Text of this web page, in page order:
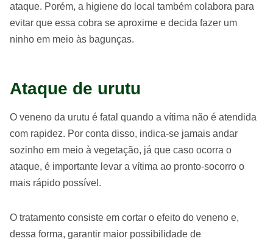
ataque. Porém, a higiene do local também colabora para
evitar que essa cobra se aproxime e decida fazer um
ninho em meio às bagunças.
Ataque de urutu
O veneno da urutu é fatal quando a vítima não é atendida
com rapidez. Por conta disso, indica-se jamais andar
sozinho em meio à vegetação, já que caso ocorra o
ataque, é importante levar a vítima ao pronto-socorro o
mais rápido possível.
O tratamento consiste em cortar o efeito do veneno e,
dessa forma, garantir maior possibilidade de